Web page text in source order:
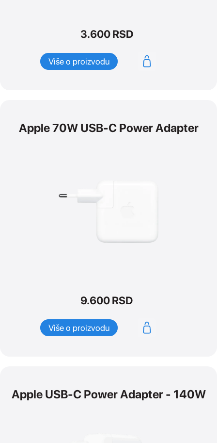
3.600RSD
Više o proizvodu
Apple 70W USB-C Power Adapter
9.600RSD
Više o proizvodu
Apple USB-C Power Adapter - 140W